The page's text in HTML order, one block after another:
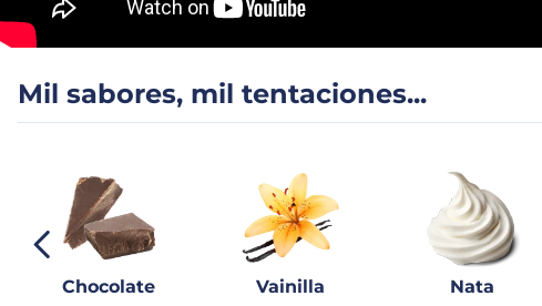
Mil sabores, mil tentaciones...
Chocolate Vainilla Nata